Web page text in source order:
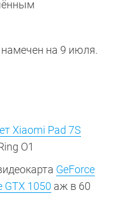
на 9 июля.
Xiaomi Pad 7S
O1
GeForce
GTX 1050 аж в 60